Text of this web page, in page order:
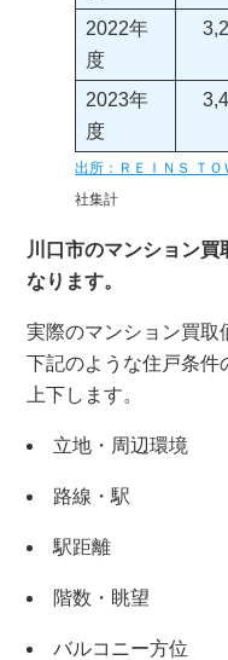
2022年
度
2023年
度
出所：ＲＥＩＮＳ ＴＯ
社集計
川口市のマンション
なります。
実際のマンション買取
下記のような住戸条件
上下します。
立地・周辺環境
路線・駅
駅距離
階数・眺望
バルコニー方位